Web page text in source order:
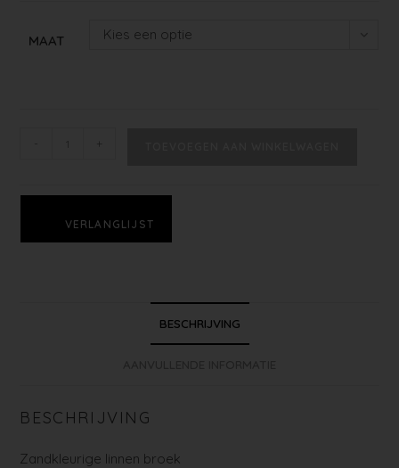
MAAT Kies een optie
+
VERLANGLIJST
BESCHRIJVING
BESCHRIJVING
Zandkleurige linnen broek